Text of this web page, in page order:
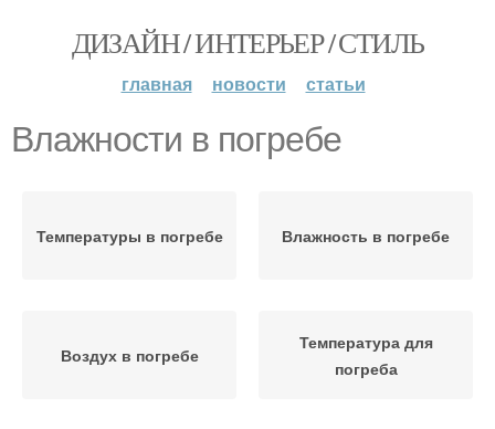
ДИЗАЙН / ИНТЕРЬЕР / СТИЛЬ
главная новости статьи
Влажности в погребе
Температуры в погребе Влажность в погребе
Воздух в погребе
Температура для
погреба